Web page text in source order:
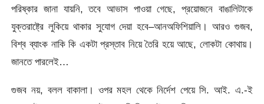
পরিষ্কার জানা যায়নি, তবে আভাস পাওয়া গেছে, প্রয়োজনে বাঙালিটাকে
যুক্তরাষ্ট্রে লুকিয়ে থাকার সুযোগ দেয়া হবে–আনঅফিশিয়ালি। আরও গুজব,
বিশ্ব ব্যাংক নাকি কি একটা প্রস্তাব নিয়ে তৈরি হয়ে আছে, লোকটা কোথায়।
জানতে পারলেই…
গুজব নয়, বলল বাকালা। ওপর মহল থেকে নির্দেশ পেয়ে সি. আই. এ.-ই